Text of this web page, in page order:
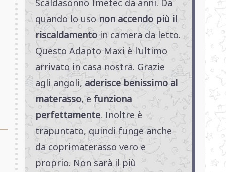
Scaldasonno Imetec da anni. Da
quando lo uso non accendo più il
riscaldamentoin camera da letto.
Questo Adapto Maxi è l'ultimo
arrivato in casa nostra. Grazie
agli angoli, aderisce benissimo al
materasso, e funziona
perfettamente. Inoltre è
trapuntato, quindi funge anche
da coprimaterasso vero e
proprio. Non sarà il più